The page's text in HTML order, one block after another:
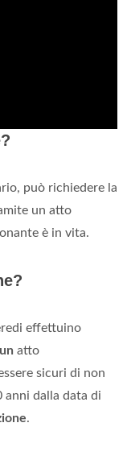
può richiedere la
un atto
è in vita.
effettuino
un atto
sicuri di non
anni dalla data di
.